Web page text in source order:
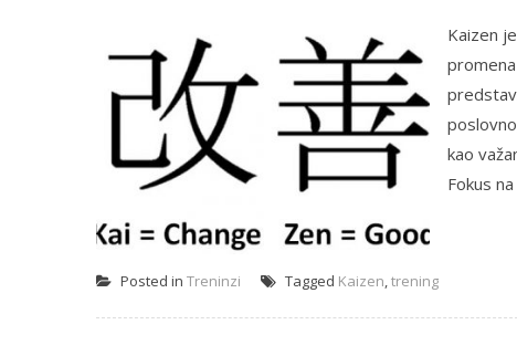
Kaizen
kao
Fokus
Posted in Treninzi Tagged Kaizen,trening